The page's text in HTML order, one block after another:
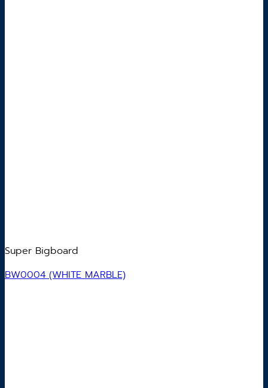
Super Bigboard
BW0004 (WHITE MARBLE)